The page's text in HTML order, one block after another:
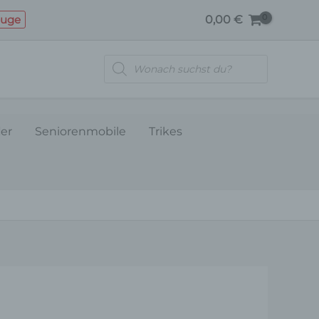
0,00 €
Products
search
Seniorenmobile Trikes